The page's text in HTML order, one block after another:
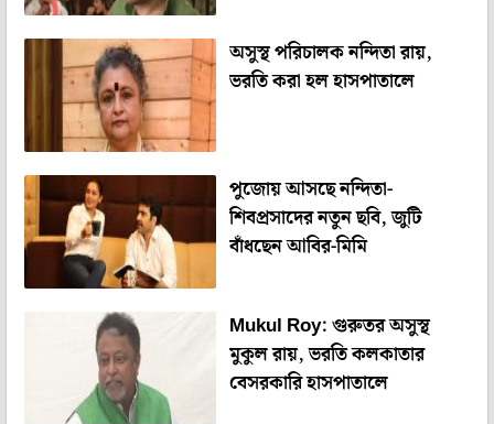
অসুস্থ পরিচালক নন্দিতা রায়,
ভরতি করা হল হাসপাতালে
পুজোয় আসছে নন্দিতা-
শিবপ্রসাদের নতুন ছবি, জুটি
বাঁধছেন আবির-মিমি
Mukul Roy: গুরুতর অসুস্থ
মুকুল রায়, ভরতি কলকাতার
বেসরকারি হাসপাতালে